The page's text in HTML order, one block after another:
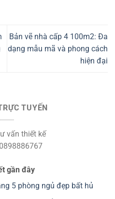
Bản vẽ nhà cấp 4 100m2: Đa
dạng mẫu mã và phong cách
hiện đại
TUYẾN
vấn thiết kế
gần đây
5 phòng ngủ đẹp bất hủ